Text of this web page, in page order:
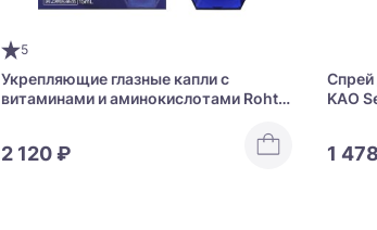
5
Укрепляющие глазные капли с
витаминами и аминокислотами Rohto
2 120 ₽
Спрей
KAO
1